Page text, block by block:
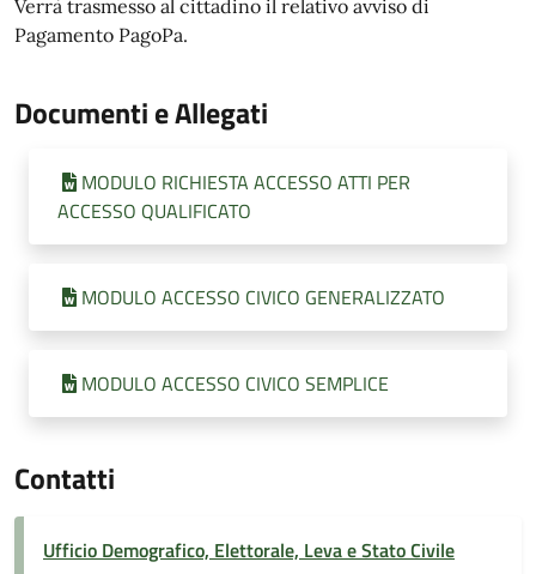
Verrà trasmesso al cittadino il relativo avviso di
Pagamento PagoPa.
Documenti e Allegati
MODULO RICHIESTA ACCESSO ATTI PER
ACCESSO QUALIFICATO
MODULO ACCESSO CIVICO GENERALIZZATO
MODULO ACCESSO CIVICO SEMPLICE
Contatti
Ufficio Demografico, Elettorale, Leva e Stato Civile